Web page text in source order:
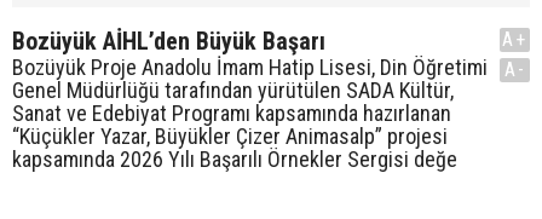
Bozüyük AİHL’den Büyük Başarı
Bozüyük Proje Anadolu İmam Hatip Lisesi, Din Öğretimi
Genel Müdürlüğü tarafından yürütülen SADA Kültür,
Sanat ve Edebiyat Programı kapsamında hazırlanan
“Küçükler Yazar, Büyükler Çizer Animasalp” projesi
kapsamında 2026 Yılı Başarılı Örnekler Sergisi değe
A+
A-